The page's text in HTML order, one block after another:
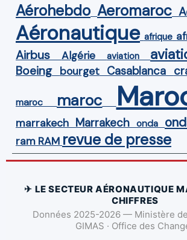
Aérohebdo Aeromaroc
Aéronautique afrique
Airbus Algérie aviation
Boeing bourget Casablanca
maroc maroc
marrakech Marrakech onda
ram RAM revue de presse
✈ LE SECTEUR AÉRONAUTIQUE
CHIFFRES
Données 2025-2026 — Ministère
GIMAS · Office des